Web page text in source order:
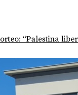
“Palestina